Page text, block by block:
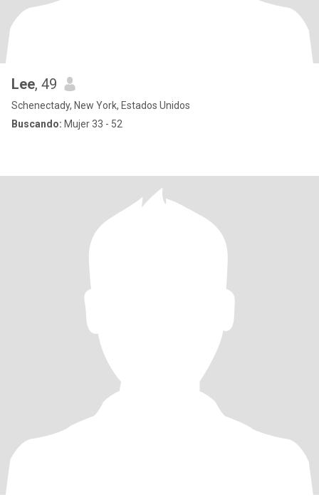
Lee, 49
Schenectady, New York, Estados Unidos
Buscando: Mujer 33 - 52